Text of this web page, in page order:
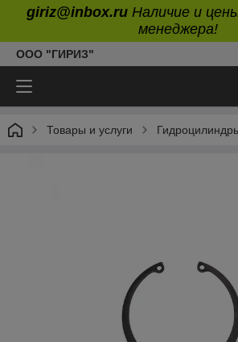
giriz@inbox.ru Наличие и
менеджера!
ООО "ГИРИЗ"
Товары и услуги